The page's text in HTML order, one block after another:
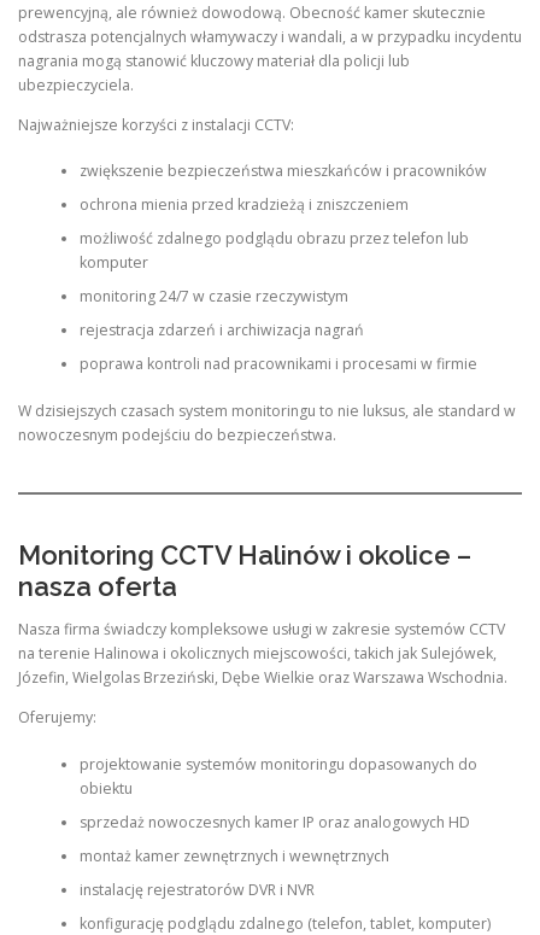
prewencyjną, ale również dowodową. Obecność kamer skutecznie
odstrasza potencjalnych włamywaczy i wandali, a w przypadku incydentu
nagrania mogą stanowić kluczowy materiał dla policji lub
ubezpieczyciela.
Najważniejsze korzyści z instalacji CCTV:
zwiększenie bezpieczeństwa mieszkańców i pracowników
ochrona mienia przed kradzieżą i zniszczeniem
możliwość zdalnego podglądu obrazu przez telefon lub
komputer
monitoring 24/7 w czasie rzeczywistym
rejestracja zdarzeń i archiwizacja nagrań
poprawa kontroli nad pracownikami i procesami w firmie
W dzisiejszych czasach system monitoringu to nie luksus, ale standard w
nowoczesnym podejściu do bezpieczeństwa.
Monitoring CCTV Halinów i okolice –
nasza oferta
Nasza firma świadczy kompleksowe usługi w zakresie systemów CCTV
na terenie Halinowa i okolicznych miejscowości, takich jak Sulejówek,
Józefin, Wielgolas Brzeziński, Dębe Wielkie oraz Warszawa Wschodnia.
Oferujemy:
projektowanie systemów monitoringu dopasowanych do
obiektu
sprzedaż nowoczesnych kamer IP oraz analogowych HD
montaż kamer zewnętrznych i wewnętrznych
instalację rejestratorów DVR i NVR
konfigurację podglądu zdalnego (telefon, tablet, komputer)